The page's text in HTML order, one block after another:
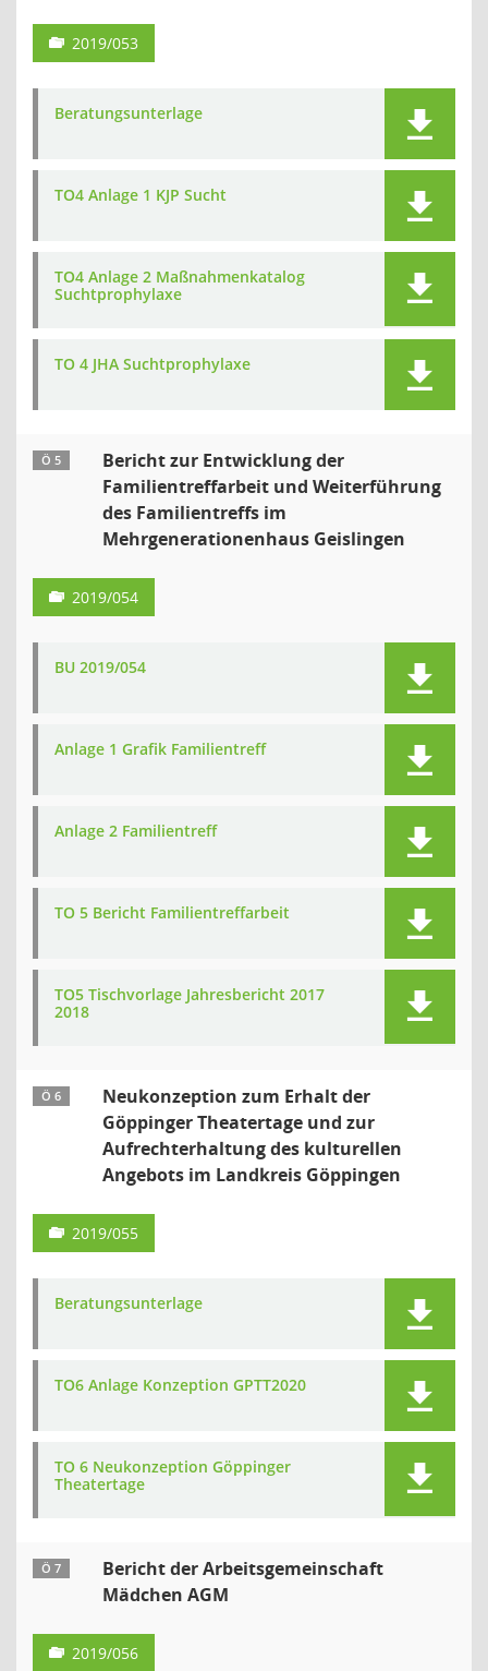
2019/053
Beratungsunterlage
TO4 Anlage 1 KJP Sucht
TO4 Anlage 2 Maßnahmenkatalog
Suchtprophylaxe
TO 4 JHA Suchtprophylaxe
Ö 5
Bericht zur Entwicklung der
Familientreffarbeit und Weiterführung
des Familientreffs im
Mehrgenerationenhaus Geislingen
2019/054
BU 2019/054
Anlage 1 Grafik Familientreff
Anlage 2 Familientreff
TO 5 Bericht Familientreffarbeit
TO5 Tischvorlage Jahresbericht 2017
2018
Ö 6
Neukonzeption zum Erhalt der
Göppinger Theatertage und zur
Aufrechterhaltung des kulturellen
Angebots im Landkreis Göppingen
2019/055
Beratungsunterlage
TO6 Anlage Konzeption GPTT2020
TO 6 Neukonzeption Göppinger
Theatertage
Ö 7
Bericht der Arbeitsgemeinschaft
Mädchen AGM
2019/056